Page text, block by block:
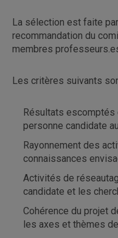
La sélection est faite
recommandation du
membres professeurs.es
Les critères suivants
Résultats escomptés
personne candidate
Rayonnement des
connaissances
Activités de
candidate et les
Cohérence du projet
les axes et thèmes